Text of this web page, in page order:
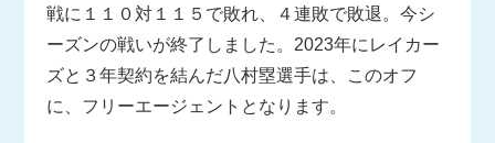
戦に１１０対１１５で敗れ、４連敗で敗退。今シ
ーズンの戦いが終了しました。2023年にレイカー
ズと３年契約を結んだ八村塁選手は、このオフ
に、フリーエージェントとなります。